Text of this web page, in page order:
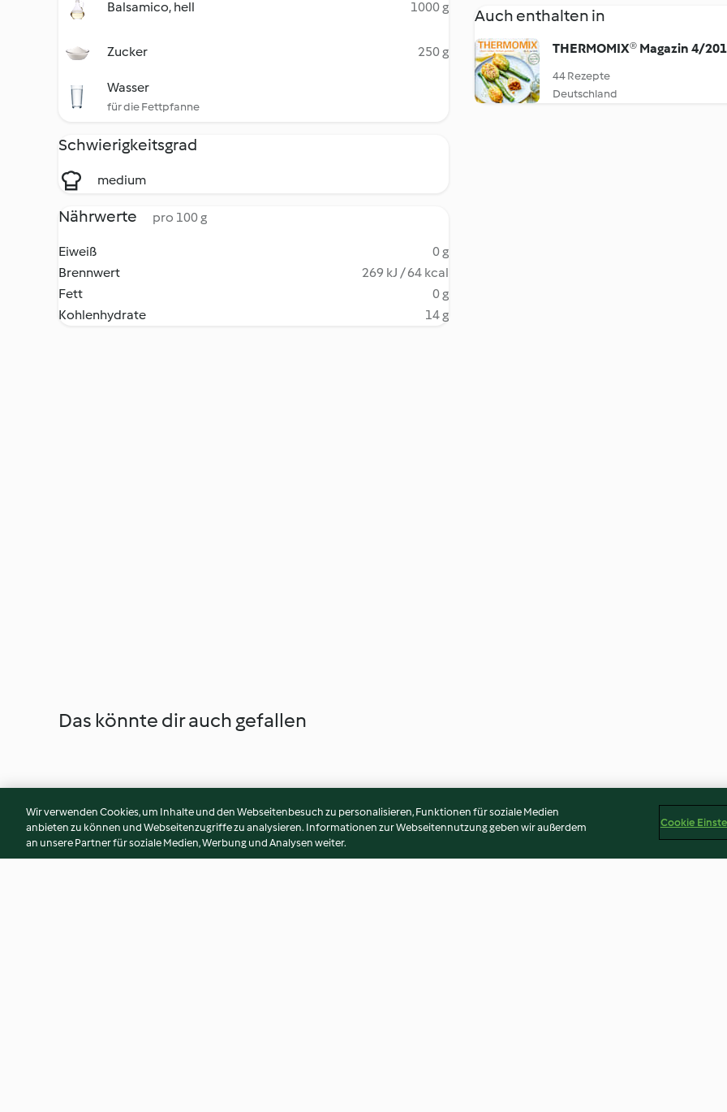
Balsamico, hell 1000 g
Zucker 250 g
Wasser
für die Fettpfanne
Schwierigkeitsgrad
medium
Nährwerte pro 100 g
Eiweiß
0 g
Brennwert
269 kJ / 64 kcal
Fett
0 g
Kohlenhydrate
14 g
Auch enthalten in
THERMOMIX® Magazin 4/
44 Rezepte
Deutschland
Das könnte dir auch gefallen
Wir verwenden Cookies, um Inhalte und den Webseitenbesuch zu personalisieren, Funktionen für soziale Medien
anbieten zu können und Webseitenzugriffe zu analysieren. Informationen zur Webseitennutzung geben wir außerdem
an unsere Partner für soziale Medien, Werbung und Analysen weiter.
Cookie